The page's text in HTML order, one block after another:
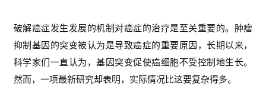
破解癌症发生发展的机制对癌症的治疗是至关重要的。肿瘤
抑制基因的突变被认为是导致癌症的重要原因，长期以来，
科学家们一直认为，基因突变促使癌细胞不受控制地生长。
然而，一项最新研究却表明，实际情况比这要复杂得多。